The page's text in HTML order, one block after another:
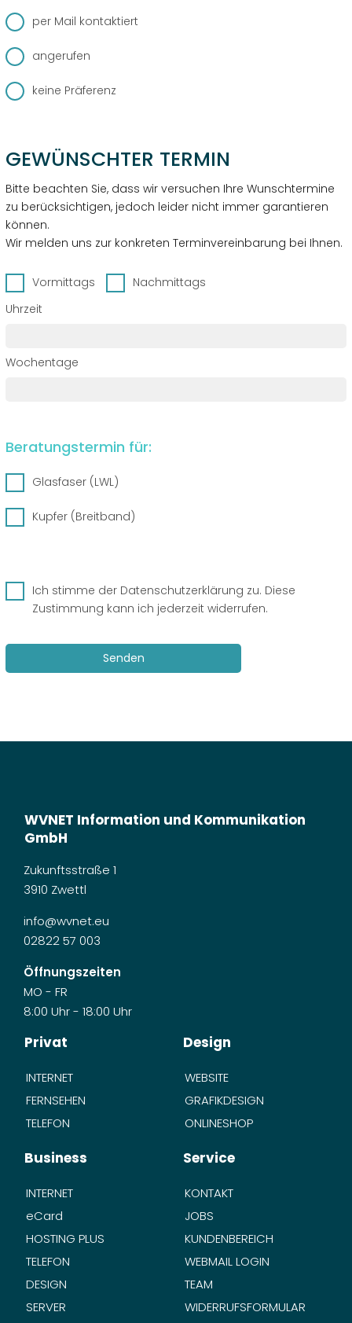
per Mail kontaktiert
angerufen
keine Präferenz
GEWÜNSCHTER TERMIN
Bitte beachten Sie, dass wir versuchen Ihre Wunschtermine
zu berücksichtigen, jedoch leider nicht immer garantieren
können.
Wir melden uns zur konkreten Terminvereinbarung bei Ihnen.
Vormittags
Nachmittags
Uhrzeit
Wochentage
Beratungstermin für:
Glasfaser (LWL)
Kupfer (Breitband)
Materialien für Hauinstallation bereits erhalten
Leerrohr im Haus
Ich stimme der Datenschutzerklärung zu. Diese
Zustimmung kann ich jederzeit widerrufen.
Senden
WVNET Information und Kommunikation
GmbH
Zukunftsstraße 1
3910 Zwettl
info@wvnet.eu
02822 57 003
Öffnungszeiten
MO - FR
8:00 Uhr - 18:00 Uhr
Privat
INTERNET
FERNSEHEN
TELEFON
Design
WEBSITE
GRAFIKDESIGN
ONLINESHOP
Business
INTERNET
eCard
HOSTING PLUS
TELEFON
DESIGN
SERVER
Service
KONTAKT
JOBS
KUNDENBEREICH
WEBMAIL LOGIN
TEAM
WIDERRUFSFORMULAR